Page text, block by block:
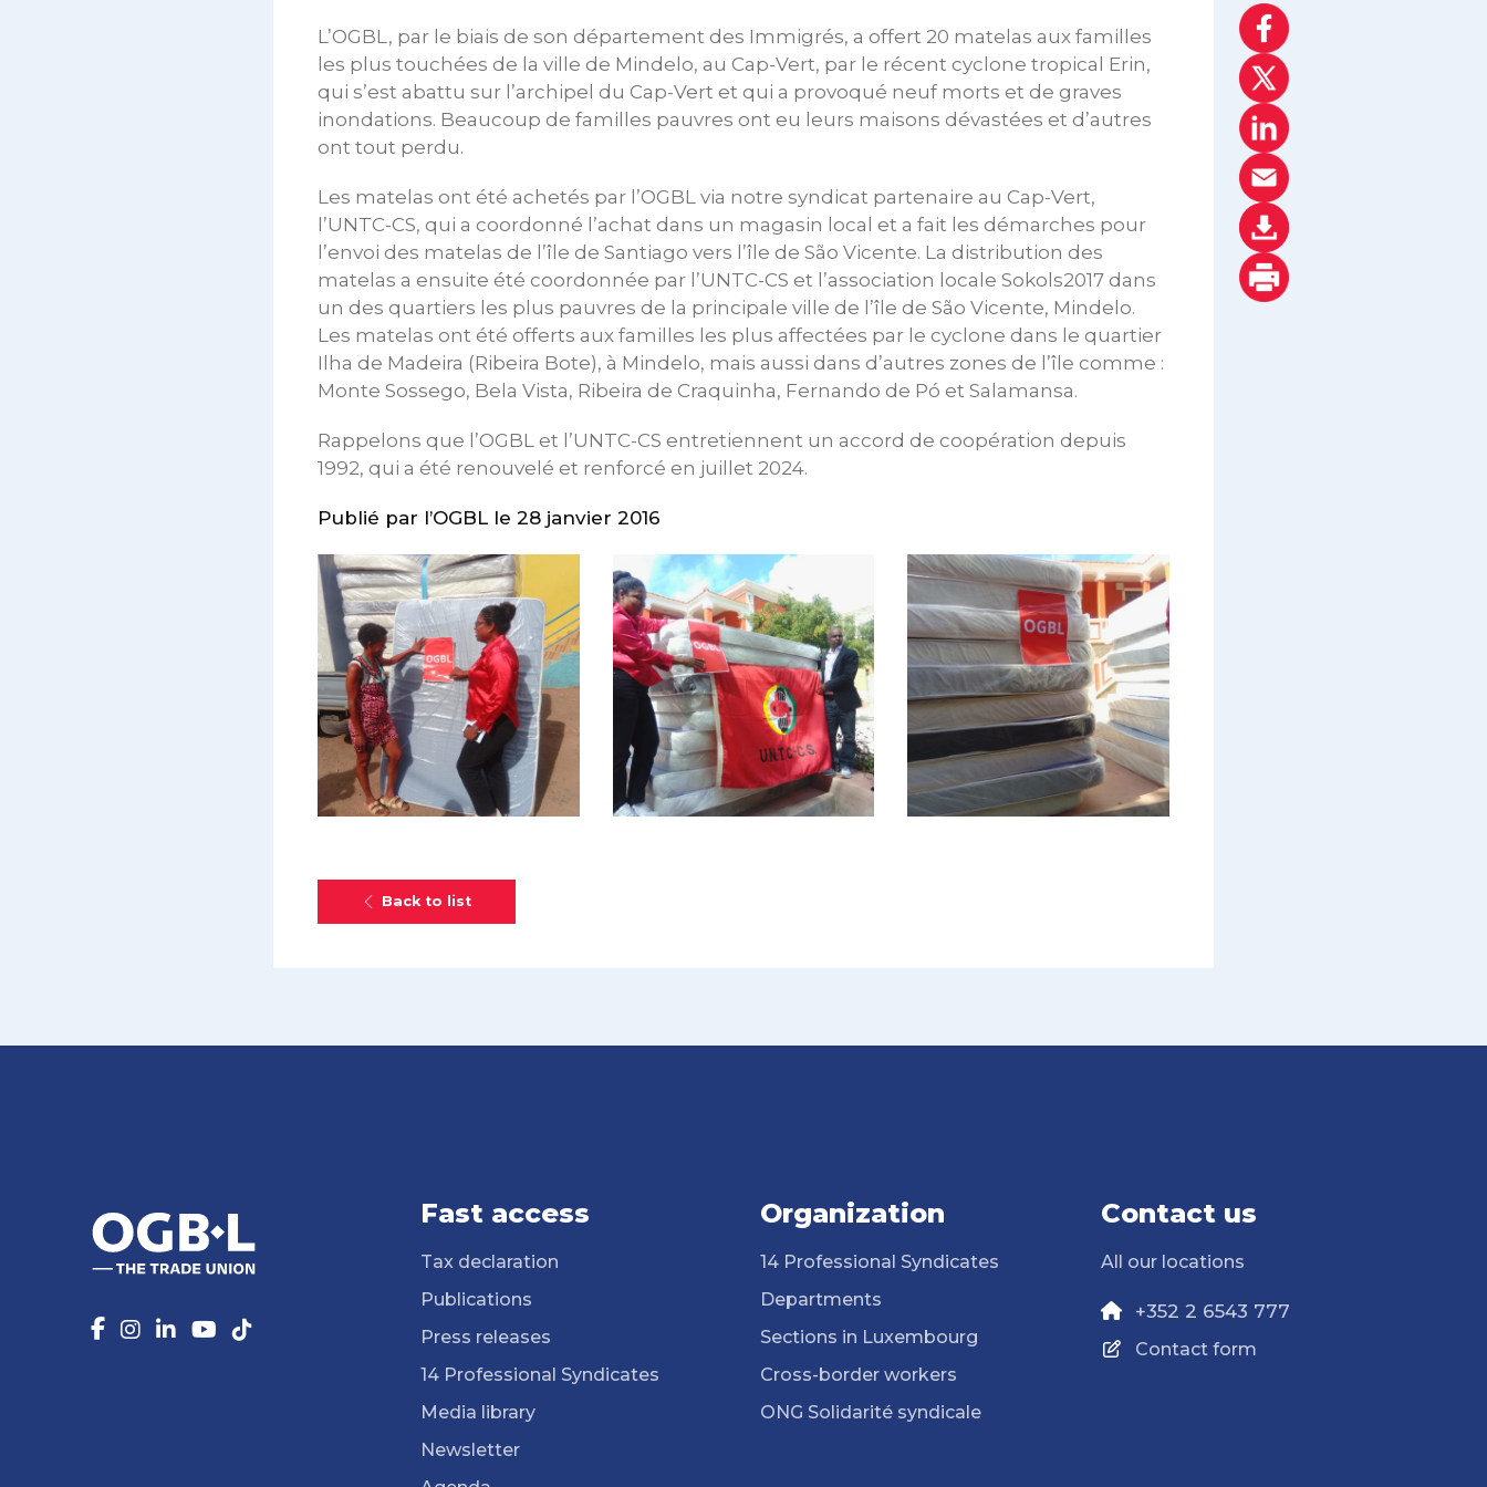
L’OGBL, par le biais de son département des Immigrés, a offert 20 matelas aux familles
les plus touchées de la ville de Mindelo, au Cap-Vert, par le récent cyclone tropical Erin,
qui s’est abattu sur l’archipel du Cap-Vert et qui a provoqué neuf morts et de graves
inondations. Beaucoup de familles pauvres ont eu leurs maisons dévastées et d’autres
ont tout perdu.
Les matelas ont été achetés par l’OGBL via notre syndicat partenaire au Cap-Vert,
l’UNTC-CS, qui a coordonné l’achat dans un magasin local et a fait les démarches pour
l’envoi des matelas de l’île de Santiago vers l’île de São Vicente. La distribution des
matelas a ensuite été coordonnée par l’UNTC-CS et l’association locale Sokols2017 dans
un des quartiers les plus pauvres de la principale ville de l’île de São Vicente, Mindelo.
Les matelas ont été offerts aux familles les plus affectées par le cyclone dans le quartier
Ilha de Madeira (Ribeira Bote), à Mindelo, mais aussi dans d’autres zones de l’île comme :
Monte Sossego, Bela Vista, Ribeira de Craquinha, Fernando de Pó et Salamansa.
Rappelons que l’OGBL et l’UNTC-CS entretiennent un accord de coopération depuis
1992, qui a été renouvelé et renforcé en juillet 2024.
Publié par l’OGBL le 28 janvier 2016
Back to list
Fast access
Tax declaration
Publications
Press releases
14 Professional Syndicates
Media library
Newsletter
Organization
14 Professional Syndicates
Departments
Sections in Luxembourg
Cross-border workers
ONG Solidarité syndicale
Contact us
All our locations
+352 2 6543 777
Contact form